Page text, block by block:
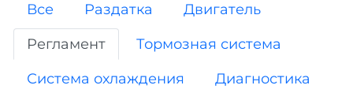
Все Раздатка
Двигатель
Регламент
Тормозная система
Система охлаждения
Диагностика